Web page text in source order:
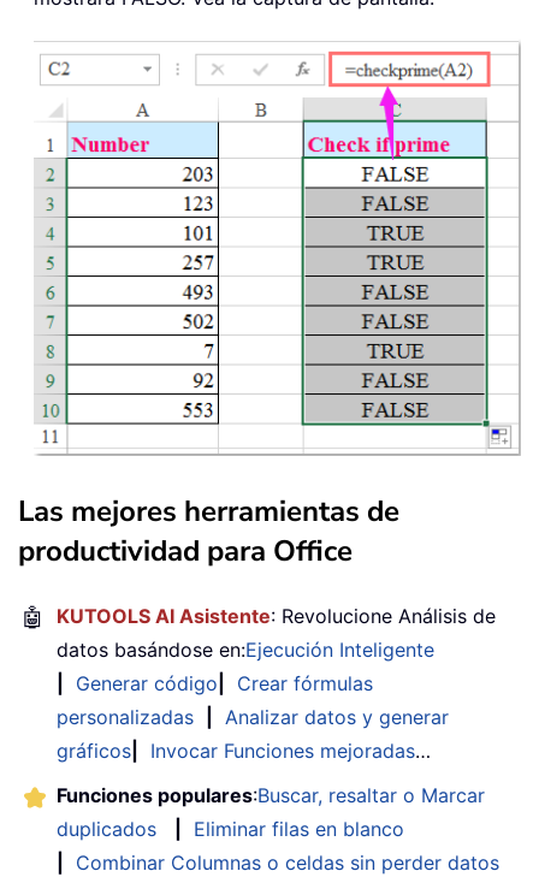
Las mejores herramientas de
productividad para Office
🤖 KUTOOLS AI Asistente: Revolucione Análisis de
datos basándose en:Ejecución Inteligente
Generar código
Crear fórmulas
personalizadas
Analizar datos y generar
gráficos
Invocar Funciones mejoradas…
Funciones populares:Buscar, resaltar o Marcar
duplicados
Eliminar filas en blanco
Combinar Columnas o celdas sin perder datos